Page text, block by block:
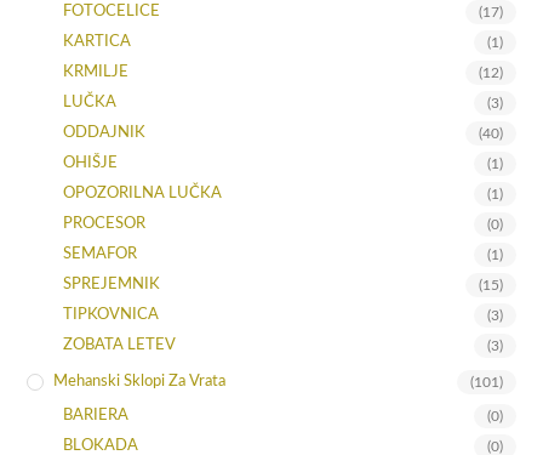
FOTOCELICE (17)
KARTICA (1)
KRMILJE (12)
LUČKA (3)
ODDAJNIK (40)
OHIŠJE (1)
OPOZORILNA LUČKA (1)
PROCESOR (0)
SEMAFOR (1)
SPREJEMNIK (15)
TIPKOVNICA (3)
ZOBATA LETEV (3)
Mehanski Sklopi Za Vrata (101)
BARIERA (0)
BLOKADA (0)